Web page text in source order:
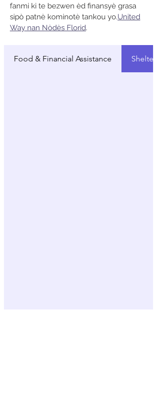
fanmi ki te bezwen èd finansyè grasa
sipò patnè kominotè tankou yo.United
Way nan Nòdès Florid.
Food & Financial Assistance Shelters